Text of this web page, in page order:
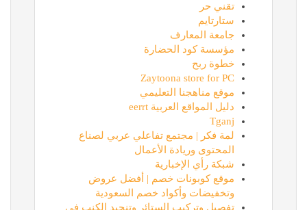
تقني حر
ستارتايم
جامعة المعارف
مؤسسة كود الحضارة
خطوة ربح
Zaytoona store for PC
موقع مناهجنا التعليمي
دليل المواقع العربية eerrt
Tganj
لمة فكر | مجتمع تفاعلي عربي لصناع
المحتوى وريادة الأعمال
شبكة رأي الإخبارية
موقع كوبونات خصم | أفضل عروض
وتخفيضات وأكواد خصم السعودية
تفصيل وتركيب الستائر وتنجيد الكنب في